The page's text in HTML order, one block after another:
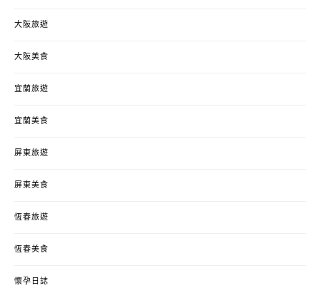
大阪旅遊
大阪美食
宜蘭旅遊
宜蘭美食
屏東旅遊
屏東美食
恆春旅遊
恆春美食
懷孕日誌